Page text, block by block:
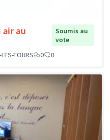
air au
Soumis au
vote
TOURS
0 0